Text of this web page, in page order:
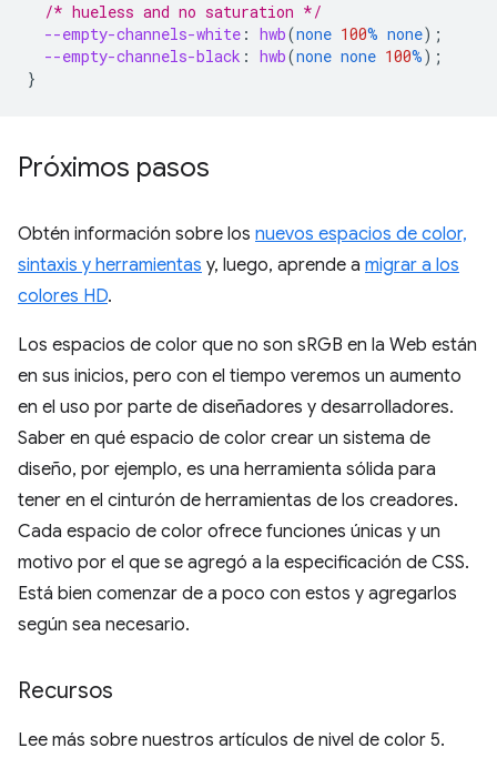
/* hueless and no saturation */
--empty-channels-white : hwb(none 100% none);
--empty-channels-black : hwb(none none 100%);
}
Próximos pasos
Obtén información sobre los nuevos espacios de color,
sintaxis y herramientas y, luego, aprende a migrar a los
colores HD.
Los espacios de color que no son sRGB en la Web están
en sus inicios, pero con el tiempo veremos un aumento
en el uso por parte de diseñadores y desarrolladores.
Saber en qué espacio de color crear un sistema de
diseño, por ejemplo, es una herramienta sólida para
tener en el cinturón de herramientas de los creadores.
Cada espacio de color ofrece funciones únicas y un
motivo por el que se agregó a la especificación de CSS.
Está bien comenzar de a poco con estos y agregarlos
según sea necesario.
Recursos
Lee más sobre nuestros artículos de nivel de color 5.